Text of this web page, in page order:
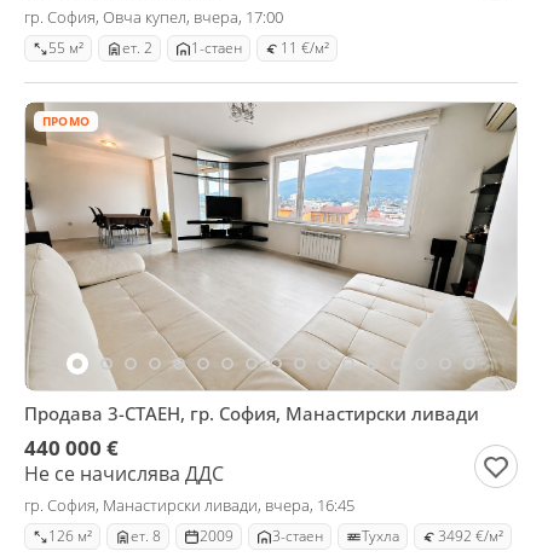
гр. София, Овча купел, вчера, 17:00
55 м² ет. 2 1-стаен 11 €/м²
ПРОМО
Продава 3-СТАЕН, гр. София, Манастирски ливади
440 000 €
Не се начислява ДДС
гр. София, Манастирски ливади, вчера, 16:45
126 м² ет. 8 2009 3-стаен Тухла 3492 €/м²